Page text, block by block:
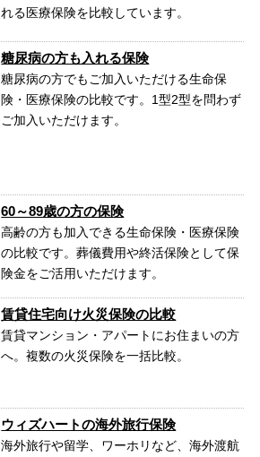
れる医療保険を比較しています。
糖尿病の方も入れる保険
糖尿病の方でもご加入いただける生命保
険・医療保険の比較です。1型2型を問わず
ご加入いただけます。
60～89歳の方の保険
高齢の方も加入できる生命保険・医療保険
の比較です。葬儀費用や終活保険として保
険金をご活用いただけます。
賃貸住宅向け火災保険の比較
賃貸マンション・アパートにお住まいの方
へ。複数の火災保険を一括比較。
ウィズハートの海外旅行保険
海外旅行や留学、ワーホリなど、海外渡航